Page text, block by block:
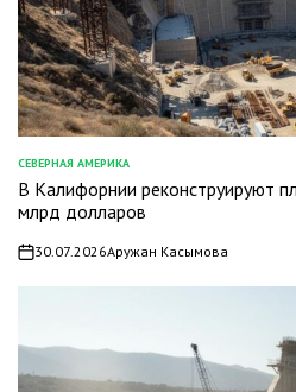
ОПУБЛИКОВАНО
В
СЕВЕРНАЯ АМЕРИКА
В Калифорнии реконструируют
млрд долларов
on30.07.2026Аружан Касымова